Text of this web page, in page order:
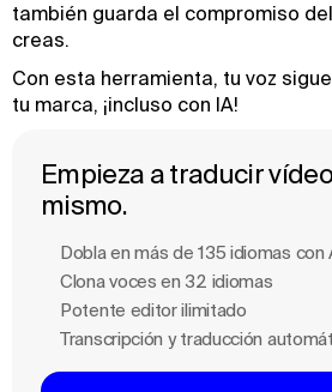
también guarda el compromiso
creas.
Con esta herramienta, tu voz
tu marca, ¡incluso con IA!
Empieza a traducir
mismo.
Dobla en más de 135 idiomas con
Clona voces en 32 idiomas
Potente editor ilimitado
Transcripción y traducción